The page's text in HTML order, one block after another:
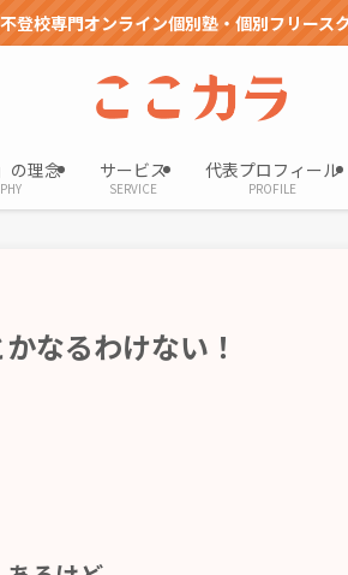
不登校専門オンライン個別塾・個別フリース
の理念 サービス
SERVICE
代表プロフィール
PROFILE
なるわけない！